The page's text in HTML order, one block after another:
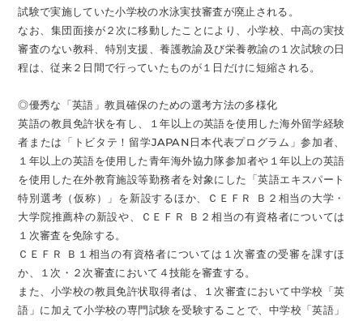
試験で実施していた小学校の水泳実技審査が廃止される。
なお、集団面接が２次に移動したことにより、小学校、中高の実技
審査のない教科、特別支援、養護教諭及び栄養教諭の１次試験の日
程は、従来２日間で行っていたものが１日だけに短縮される。
◎優秀な「英語」教員確保のための選考方法の多様化
英語の教員免許状を有し、１年以上の英語を使用した海外留学経験
者または「トビタテ！留学JAPAN日本代表プログラム」参加者、
１年以上の英語を使用した青年海外協力隊参加者や１年以上の英語
を使用した在外教育施設等勤務者を対象にした「英語エキスパート
特別選考（仮称）」を新設するほか、ＣＥＦＲ Ｂ２相当の大学・
大学院推薦枠の新設や、ＣＥＦＲ Ｂ２相当の有資格者については
１次審査を免除する。
ＣＥＦＲ Ｂ１相当の有資格者については１次審査の受審を課すほ
か、１次・２次審査において４技能を審査する。
また、小学校の教員免許状取得者は、１次審査において中学校「英
語」に加えて小学校の専門試験を受験することで、中学校「英語」